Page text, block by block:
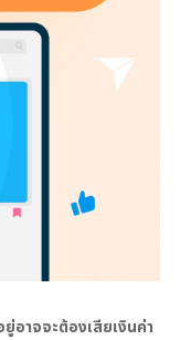
อาจจะต้องเสียเงินค่า